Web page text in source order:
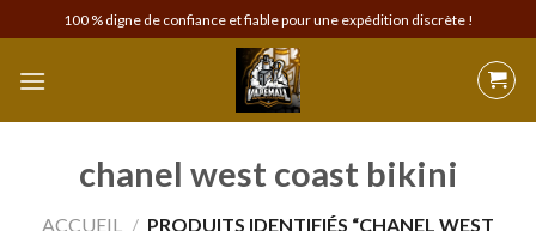
to
content
100 % digne de confiance et fiable pour une expédition discrète !
chanel west coast bikini
ACCUEIL / PRODUITS IDENTIFIÉS “CHANEL WEST